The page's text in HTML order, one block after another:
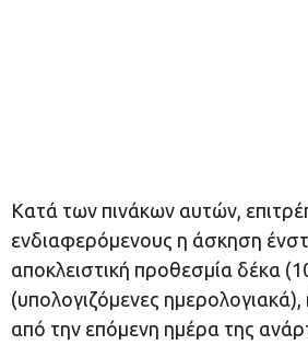
Κατά των πινάκων αυτών,
ενδιαφερόμενους η άσκηση
αποκλειστική προθεσμία δέκα
(υπολογιζόμενες ημερολογιακά),
από την επόμενη ημέρα της